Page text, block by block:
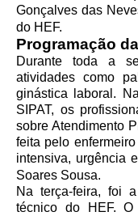
Gonçalves das
do HEF.
Programação
Durante toda a
atividades como
ginástica laboral.
SIPAT, os
sobre Atendimento
feita pelo
intensiva, urgência
Soares Sousa.
Na terça-feira, foi
técnico do HEF.